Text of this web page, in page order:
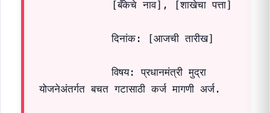
            दिनांक: [आजची तारीख]
            विषय: प्रधानमंत्री मुद्रा
योजनेअंतर्गत बचत गटासाठी कर्ज मागणी अर्ज.